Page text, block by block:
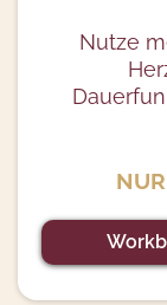
Nutze